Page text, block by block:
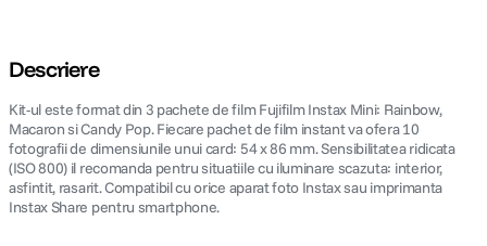
Descriere
Kit-ul este format din 3 pachete de film Fujifilm Instax Mini: Rainbow,
Macaron si Candy Pop. Fiecare pachet de film instant va ofera 10
fotografii de dimensiunile unui card: 54 x 86 mm. Sensibilitatea ridicata
(ISO 800) il recomanda pentru situatiile cu iluminare scazuta: interior,
asfintit, rasarit. Compatibil cu orice aparat foto Instax sau imprimanta
Instax Share pentru smartphone.